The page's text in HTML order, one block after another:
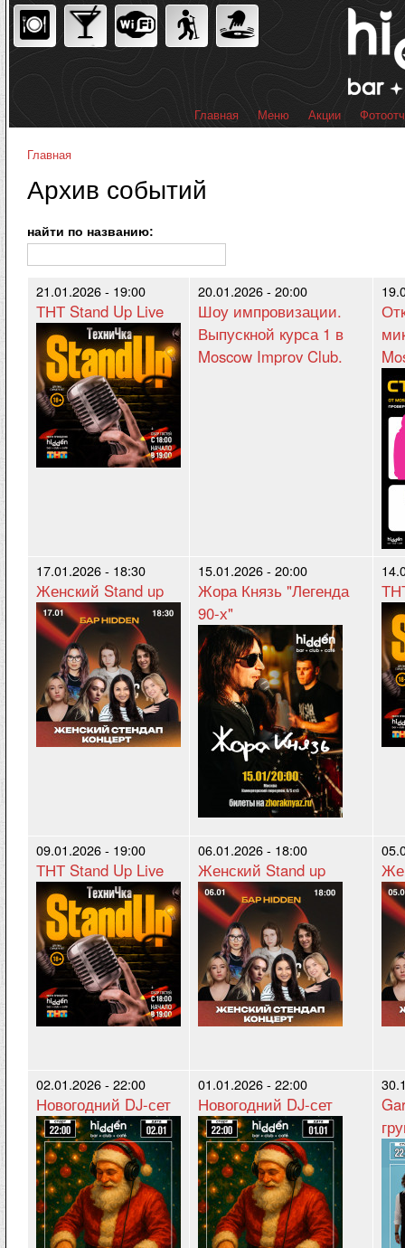
Главное меню
Главная Меню Акции
Главная
Архив событий
найти по названию:
21.01.2026 - 19:00
ТНТ Stand Up Live
20.01.2026 - 20:00
Шоу импровизации.
Выпускной курса 1 в
Moscow Improv Club.
17.01.2026 - 18:30
Женский Stand up
15.01.2026 - 20:00
Жора Князь "Легенда
90-х"
09.01.2026 - 19:00
ТНТ Stand Up Live
06.01.2026 - 18:00
Женский Stand up
02.01.2026 - 22:00
Новогодний DJ-сет
01.01.2026 - 22:00
Новогодний DJ-сет